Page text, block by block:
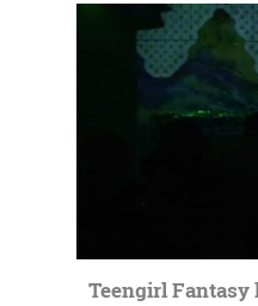
Teengirl Fantasy